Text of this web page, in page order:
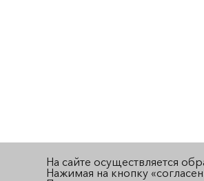
На сайте осуществляется
Нажимая на кнопку